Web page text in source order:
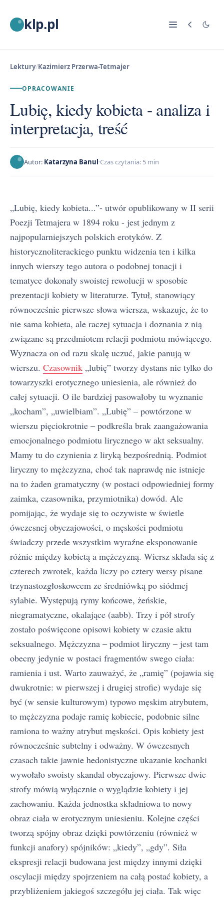
klp.pl
Lektury/Kazimierz Przerwa-Tetmajer
OPRACOWANIE
Lubię, kiedy kobieta - analiza i
interpretacja, treść
Autor: Katarzyna Banul Czas czytania: 5 min
„Lubię, kiedy kobieta...”- utwór opublikowany w II serii
Poezji Tetmajera w 1894 roku - jest jednym z
najpopularniejszych polskich erotyków. Z
historycznoliterackiego punktu widzenia ten i kilka
innych wierszy tego autora o podobnej tonacji i
tematyce dokonały swoistej rewolucji w sposobie
prezentacji kobiety w literaturze. Tytuł, stanowiący
równocześnie pierwsze słowa wiersza, wskazuje, że to
nie sama kobieta, ale raczej sytuacja i doznania z nią
związane są przedmiotem relacji podmiotu mówiącego.
Wyznacza on od razu skalę uczuć, jakie panują w
wierszu. Czasownik „lubię” tworzy dystans nie tylko do
towarzyszki erotycznego uniesienia, ale również do
całej sytuacji. O ile bardziej pasowałoby tu wyznanie
„kocham”, „uwielbiam”. „Lubię” – powtórzone w
wierszu pięciokrotnie – podkreśla brak zaangażowania
emocjonalnego podmiotu lirycznego w akt seksualny.
Mamy tu do czynienia z liryką bezpośrednią. Podmiot
liryczny to mężczyzna, choć tak naprawdę nie istnieje
na to żaden gramatyczny (w postaci odpowiedniej formy
zaimka, czasownika, przymiotnika) dowód. Ale
pomijając, że wydaje się to oczywiste w świetle
ówczesnej obyczajowości, o męskości podmiotu
świadczy przede wszystkim wyraźne eksponowanie
różnic między kobietą a mężczyzną. Wiersz składa się z
czterech zwrotek, każda liczy po cztery wersy pisane
trzynastozgłoskowcem ze średniówką po siódmej
sylabie. Występują rymy końcowe, żeńskie,
niegramatyczne, okalające (aabb). Trzy i pół strofy
zostało poświęcone opisowi kobiety w czasie aktu
seksualnego. Mężczyzna – podmiot liryczny – jest tam
obecny jedynie w postaci fragmentów swego ciała:
ramienia i ust. Warto zauważyć, że „ramię” (pojawia się
dwukrotnie: w pierwszej i drugiej strofie) wydaje się
być (w sensie kulturowym) typowo męskim atrybutem,
to mężczyzna podaje ramię kobiecie, podobnie silne
ramiona to ważny atrybut męskości. Opis kobiety jest
równocześnie subtelny i odważny. W ówczesnych
czasach takie jawnie hedonistyczne ukazanie kochanki
wywołało swoisty skandal obyczajowy. Pierwsze dwie
strofy mówią wyłącznie o wyglądzie kobiety i jej
zachowaniu. Każda jednostka składniowa to nowy
obraz ciała w erotycznym uniesieniu. Kolejne części
tworzą spójny obraz dzięki powtórzeniu (również w
funkcji anafory) spójników: „kiedy”, „gdy”. Siła
ekspresji relacji budowana jest między innymi dzięki
oscylacji między spojrzeniem na całą postać kobiety, a
przybliżeniem jakiegoś szczegółu jej ciała. Tak więc